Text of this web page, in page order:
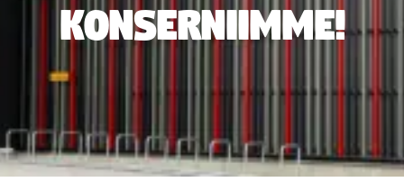
konserniimme!